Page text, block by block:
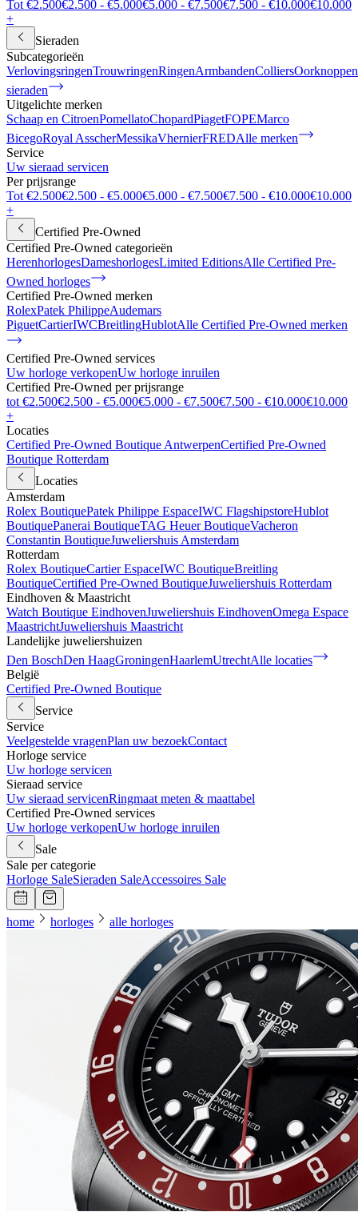
Tot €2.500€2.500 - €5.000€5.000 - €7.500€7.500 - €10.000€10.000
+
Sieraden
Subcategorieën
VerlovingsringenTrouwringenRingenArmbandenColliersOorknoppen
sieraden
Uitgelichte merken
Schaap en CitroenPomellatoChopardPiagetFOPEMarco
BicegoRoyal AsscherMessikaVhernierFREDAlle merken
Service
Uw sieraad servicen
Per prijsrange
Tot €2.500€2.500 - €5.000€5.000 - €7.500€7.500 - €10.000€10.000
+
Certified Pre-Owned
Certified Pre-Owned categorieën
HerenhorlogesDameshorlogesLimited EditionsAlle Certified Pre-
Owned horloges
Certified Pre-Owned merken
RolexPatek PhilippeAudemars
PiguetCartierIWCBreitlingHublotAlle Certified Pre-Owned merken
Certified Pre-Owned services
Uw horloge verkopenUw horloge inruilen
Certified Pre-Owned per prijsrange
tot €2.500€2.500 - €5.000€5.000 - €7.500€7.500 - €10.000€10.000
+
Locaties
Certified Pre-Owned Boutique AntwerpenCertified Pre-Owned
Boutique Rotterdam
Locaties
Amsterdam
Rolex BoutiquePatek Philippe EspaceIWC FlagshipstoreHublot
BoutiquePanerai BoutiqueTAG Heuer BoutiqueVacheron
Constantin BoutiqueJuweliershuis Amsterdam
Rotterdam
Rolex BoutiqueCartier EspaceIWC BoutiqueBreitling
BoutiqueCertified Pre-Owned BoutiqueJuweliershuis Rotterdam
Eindhoven & Maastricht
Watch Boutique EindhovenJuweliershuis EindhovenOmega Espace
MaastrichtJuweliershuis Maastricht
Landelijke juweliershuizen
Den BoschDen HaagGroningenHaarlemUtrechtAlle locaties
België
Certified Pre-Owned Boutique
Service
Service
Veelgestelde vragenPlan uw bezoekContact
Horloge service
Uw horloge servicen
Sieraad service
Uw sieraad servicenRingmaat meten & maattabel
Certified Pre-Owned services
Uw horloge verkopenUw horloge inruilen
Sale
Sale per categorie
Horloge SaleSieraden SaleAccessoires Sale
home horloges alle horloges